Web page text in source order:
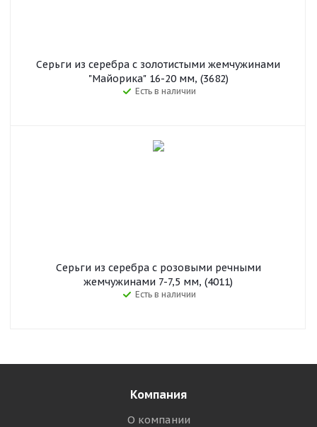
Серьги из серебра с золотистыми жемчужинами
"Майорика" 16-20 мм, (3682)
Есть в наличии
Серьги из серебра с розовыми речными
жемчужинами 7-7,5 мм, (4011)
Есть в наличии
Компания
О компании